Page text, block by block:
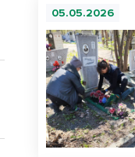
05.05.2026